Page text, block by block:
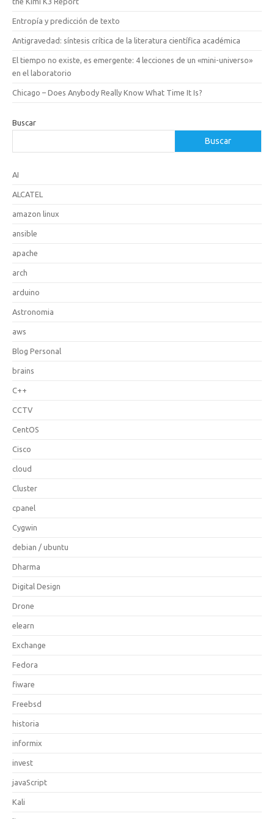
Entropía y predicción de texto
Antigravedad: síntesis crítica de la literatura científica académica
El tiempo no existe, es emergente: 4 lecciones de un «mini-universo»
en el laboratorio
Chicago – Does Anybody Really Know What Time It Is?
Buscar
Buscar
AI
ALCATEL
amazon linux
ansible
apache
arch
arduino
Astronomia
aws
Blog Personal
brains
C++
CCTV
CentOS
Cisco
cloud
Cluster
cpanel
Cygwin
debian / ubuntu
Dharma
Digital Design
Drone
elearn
Exchange
Fedora
fiware
Freebsd
historia
informix
invest
javaScript
Kali